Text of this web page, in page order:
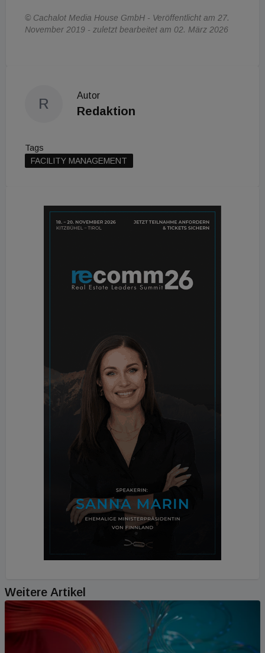
© Cachalot Media House GmbH - Veröffentlicht am 27.
November 2019 - zuletzt bearbeitet am 02. März 2026
R
Autor
Redaktion
Tags
FACILITY MANAGEMENT
Weitere Artikel